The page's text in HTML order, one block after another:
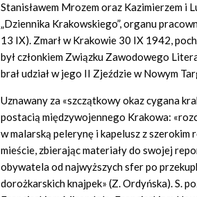
Stanisławem Mrozem oraz Kazimierzem i
„Dziennika Krakowskiego”, organu
13 IX). Zmarł w Krakowie 30 IX 1942,
był członkiem Związku Zawodowego
brał udział w jego II Zjeździe w Nowym
Uznawany za «szczątkowy okaz cygana
postacią międzywojennego Krakowa:
w malarską pelerynę i kapelusz z szerokim
mieście, zbierając materiały do swojej
obywatela od najwyższych sfer po
dorożkarskich knajpek» (Z. Ordyńska). S.